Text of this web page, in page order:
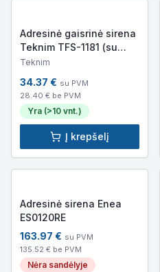
Adresinė gaisrinė sirena
Teknim TFS-1181 (su
izoliatoriumi)
Teknim
34.37 € su PVM
28.40 € be PVM
Yra (>10 vnt.)
Į krepšelį
Adresinė sirena Enea
ES0120RE
163.97 € su PVM
135.52 € be PVM
Nėra sandėlyje